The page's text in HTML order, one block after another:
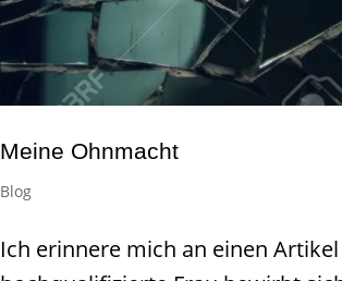
Meine Ohnmacht
Blog
Ich erinnere mich an einen